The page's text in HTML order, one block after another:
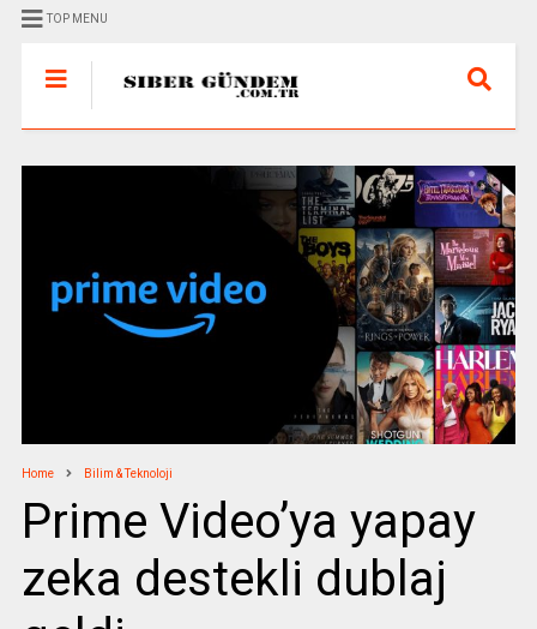
TOP MENU
Home Bilim & Teknoloji
Prime Video’ya yapay
zeka destekli dublaj